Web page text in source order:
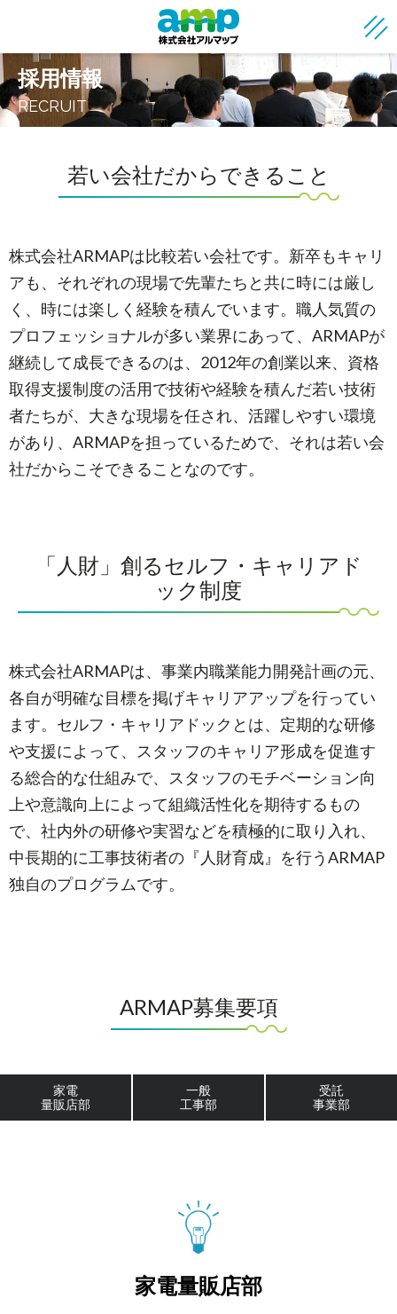
採用情報
RECRUIT
若い会社だからできること
株式会社ARMAPは比較若い会社です。新卒もキャリ
アも、それぞれの現場で先輩たちと共に時には厳し
く、時には楽しく経験を積んでいます。職人気質の
プロフェッショナルが多い業界にあって、ARMAPが
継続して成長できるのは、2012年の創業以来、資格
取得支援制度の活用で技術や経験を積んだ若い技術
者たちが、大きな現場を任され、活躍しやすい環境
があり、ARMAPを担っているためで、それは若い会
社だからこそできることなのです。
「人財」創るセルフ・キャリアド
ック制度
株式会社ARMAPは、事業内職業能力開発計画の元、
各自が明確な目標を掲げキャリアアップを行ってい
ます。セルフ・キャリアドックとは、定期的な研修
や支援によって、スタッフのキャリア形成を促進す
る総合的な仕組みで、スタッフのモチベーション向
上や意識向上によって組織活性化を期待するもの
で、社内外の研修や実習などを積極的に取り入れ、
中長期的に工事技術者の『人財育成』を行うARMAP
独自のプログラムです。
ARMAP募集要項
家電
量販店部
一般
工事部
受託
事業部
家電量販店部